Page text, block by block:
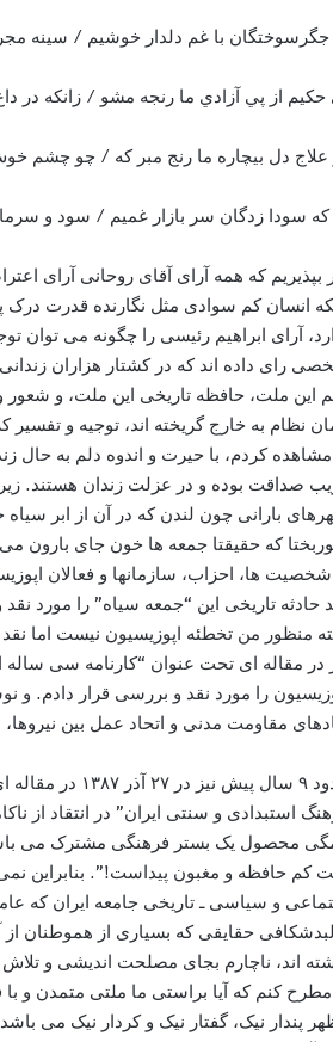
جگرسوختگان با غم دلدار خوشيم / سينه
حکيم از پي آزادي ما رنجه مشو / زانکه در
علاج دل بيچاره ما رنج مبر که / چو چشم
که سودا زدگان سر بازار غميم / سود و
بپذیریم که همه آرای آقای روحانی آرای
انسان کم سوادی مثل نگارنده قدرت
این ملت، حافظه تاریخی این ملت، و
نظام به خارج گریخته اند، توجیه و
مشاهده کردم، با حیرت و اندوه دلم به حال
صداقت بوده و در عزلت زندان هستند.
بارانی چون لندن که در آن از ابر
که حقیقتا جمعه ها خون جای بارون
شخصیت ها، احزاب، سازمانها و فعالان
حادثه تاریخی این “جمعه سیاه” را مورد
منظور من تخطئه اپوزیسیون نیست اما
در مقاله ای تحت عنوان “کارنامه سی ساله
را مورد نقد و بررسی قرار دادم. و
مقاومت مدنی و اتحاد عمل بین
حدود ۹ سال
استبدادی و سنتی ايران” در انتقاد از
محصول يک بستر فرهنگی مشترک می
کم حافظه و مغبون پيداست!”. بنابراين نمی
و سیاسی ـ تاریخی جامعه ایران که
حقايقی که بسياری از هموطنان از
اند، ناچارم بجای مصلحت انديشی و
مطرح کنم که آيا براستی ما ملتی متمدن و
پندار نيک، گفتار نيک و کردار نيک می